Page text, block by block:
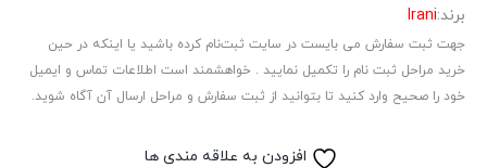
برند:Irani
جهت ثبت سفارش می بایست در سایت ثبت‌نام کرده باشید یا اینکه در حین
خرید مراحل ثبت نام را تکمیل نمایید . خواهشمند است اطلاعات تماس و ایمیل
خود را صحیح وارد کنید تا بتوانید از ثبت سفارش و مراحل ارسال آن آگاه شوید.
افزودن به علاقه مندی ها